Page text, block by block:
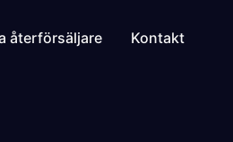
återförsäljare Kontakt